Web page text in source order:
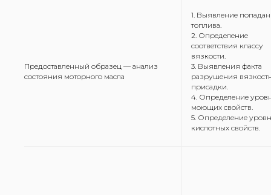
Предоставленный образец — анализ
состояния моторного масла
1. Выявление
топлива.
2. Определение
соответствия классу
вязкости.
3. Выявления факта
разрушения
присадки.
4. Определение
моющих свойств.
5. Определение
кислотных свойств.